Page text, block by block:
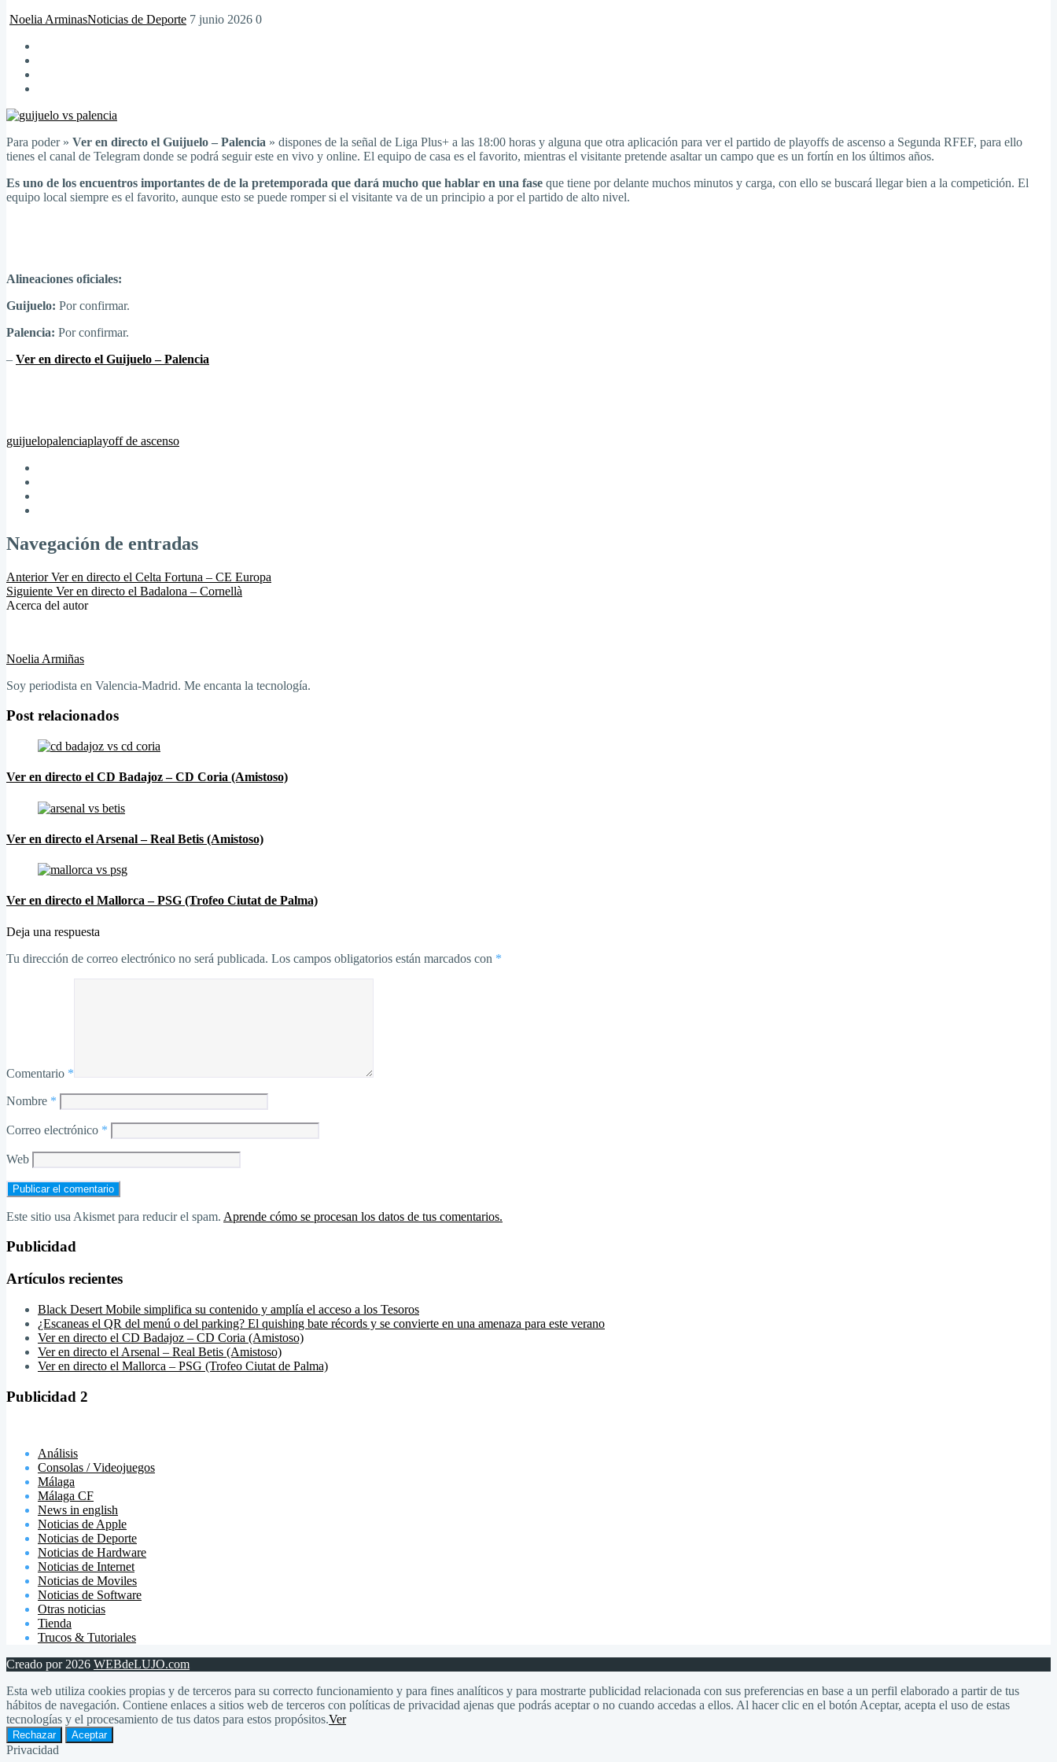
Noelia ArminasNoticias de Deporte 7 junio 2026 0
Para poder » Ver en directo el Guijuelo – Palencia » dispones de la señal de Liga Plus+ a las 18:00 horas y alguna que otra aplicación para ver el partido de playoffs de ascenso a Segunda RFEF, para ello
tienes el canal de Telegram donde se podrá seguir este en vivo y online. El equipo de casa es el favorito, mientras el visitante pretende asaltar un campo que es un fortín en los últimos años.
Es uno de los encuentros importantes de de la pretemporada que dará mucho que hablar en una fase que tiene por delante muchos minutos y carga, con ello se buscará llegar bien a la competición. El
equipo local siempre es el favorito, aunque esto se puede romper si el visitante va de un principio a por el partido de alto nivel.
Alineaciones oficiales:
Guijuelo: Por confirmar.
Palencia: Por confirmar.
– Ver en directo el Guijuelo – Palencia
guijuelopalenciaplayoff de ascenso
Navegación de entradas
Anterior Ver en directo el Celta Fortuna – CE Europa
Siguiente Ver en directo el Badalona – Cornellà
Acerca del autor
Noelia Armiñas
Soy periodista en Valencia-Madrid. Me encanta la tecnología.
Post relacionados
Ver en directo el CD Badajoz – CD Coria (Amistoso)
Ver en directo el Arsenal – Real Betis (Amistoso)
Ver en directo el Mallorca – PSG (Trofeo Ciutat de Palma)
Deja una respuesta
Tu dirección de correo electrónico no será publicada. Los campos obligatorios están marcados con *
Comentario *
Nombre *
Correo electrónico *
Web
Este sitio usa Akismet para reducir el spam. Aprende cómo se procesan los datos de tus comentarios.
Publicidad
Artículos recientes
Black Desert Mobile simplifica su contenido y amplía el acceso a los Tesoros
¿Escaneas el QR del menú o del parking? El quishing bate récords y se convierte en una amenaza para este verano
Ver en directo el CD Badajoz – CD Coria (Amistoso)
Ver en directo el Arsenal – Real Betis (Amistoso)
Ver en directo el Mallorca – PSG (Trofeo Ciutat de Palma)
Publicidad 2
Análisis
Consolas / Videojuegos
Málaga
Málaga CF
News in english
Noticias de Apple
Noticias de Deporte
Noticias de Hardware
Noticias de Internet
Noticias de Moviles
Noticias de Software
Otras noticias
Tienda
Trucos & Tutoriales
Creado por 2026 WEBdeLUJO.com
Esta web utiliza cookies propias y de terceros para su correcto funcionamiento y para fines analíticos y para mostrarte publicidad relacionada con sus preferencias en base a un perfil elaborado a partir de tus
hábitos de navegación. Contiene enlaces a sitios web de terceros con políticas de privacidad ajenas que podrás aceptar o no cuando accedas a ellos. Al hacer clic en el botón Aceptar, acepta el uso de estas
tecnologías y el procesamiento de tus datos para estos propósitos.Ver
Rechazar Aceptar
Privacidad